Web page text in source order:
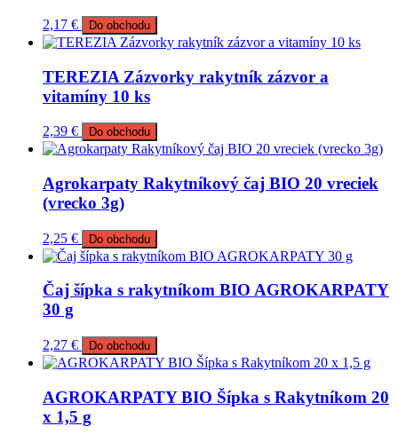
2,17 € Do obchodu
TEREZIA Zázvorky rakytník zázvor a
vitamíny 10 ks
2,39 € Do obchodu
Agrokarpaty Rakytníkový čaj BIO 20 vreciek
(vrecko 3g)
2,25 € Do obchodu
Čaj šípka s rakytníkom BIO AGROKARPATY
30 g
2,27 € Do obchodu
AGROKARPATY BIO Šípka s Rakytníkom 20
x 1,5 g